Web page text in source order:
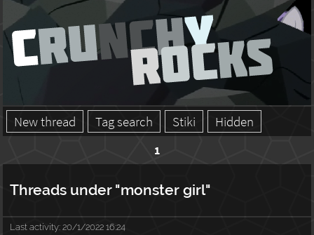
New thread Tag search Stiki Hidden
1
Threads under "monster girl"
Last activity:20/1/2022 16:24